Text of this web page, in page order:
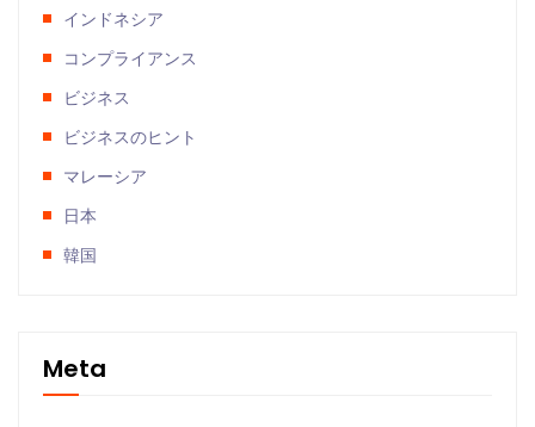
インドネシア
コンプライアンス
ビジネス
ビジネスのヒント
マレーシア
日本
韓国
Meta